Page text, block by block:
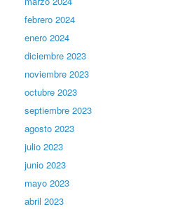
febrero 2024
enero 2024
diciembre 2023
noviembre 2023
octubre 2023
septiembre 2023
agosto 2023
julio 2023
junio 2023
mayo 2023
abril 2023